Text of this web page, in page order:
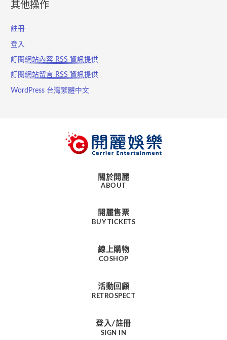
其他操作
註冊
登入
訂閱網站內容 RSS 資訊提供
訂閱網站留言 RSS 資訊提供
WordPress 台灣繁體中文
關於開麗
ABOUT
開麗售票
BUY TICKETS
線上購物
COSHOP
活動回顧
RETROSPECT
登入/註冊
SIGN IN